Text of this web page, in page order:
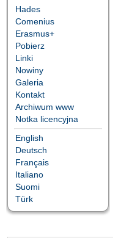
Hades
Comenius
Erasmus+
Pobierz
Linki
Nowiny
Galeria
Kontakt
Archiwum www
Notka licencyjna
English
Deutsch
Français
Italiano
Suomi
Türk